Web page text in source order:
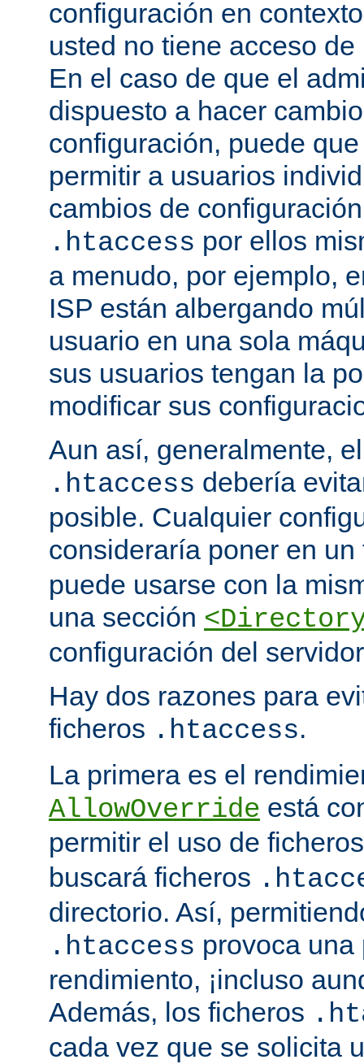
configuración en
usted no tiene acceso
En el caso de que el
dispuesto a hacer
configuración, puede
permitir a usuarios
cambios de
.htaccess por ellos
a menudo, por ejemplo,
ISP están albergando
usuario en una sola
sus usuarios tengan la
modificar sus
Aun así, generalmente,
.htaccess debería
posible. Cualquier
consideraría poner en
puede usarse con la
una sección
configuración del
Hay dos razones para
ficheros .htaccess.
La primera es el
AllowOverride está
permitir el uso de
buscará ficheros
directorio. Así,
.htaccess provoca una
rendimiento, ¡incluso
Además, los ficheros
cada vez que se solicita